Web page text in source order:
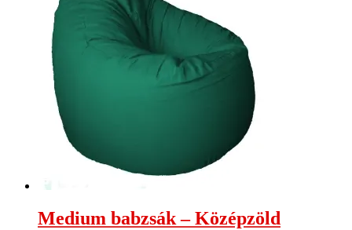
Medium babzsák – Középzöld